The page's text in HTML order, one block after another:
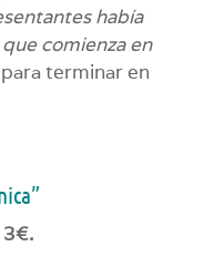
había
comienza en
terminar en